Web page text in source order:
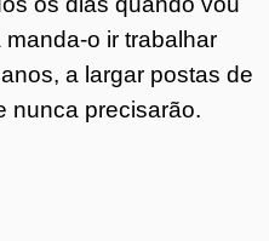
o ir trabalhar
a largar postas de
nunca precisarão.